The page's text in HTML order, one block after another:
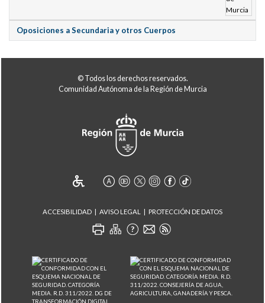
Oposiciones a Secundaria y otros Cuerpos
© Todos los derechos reservados.
Comunidad Autónoma de la Región de Murcia
ACCESIBILIDAD AVISO LEGAL PROTECCIÓN DE DATOS